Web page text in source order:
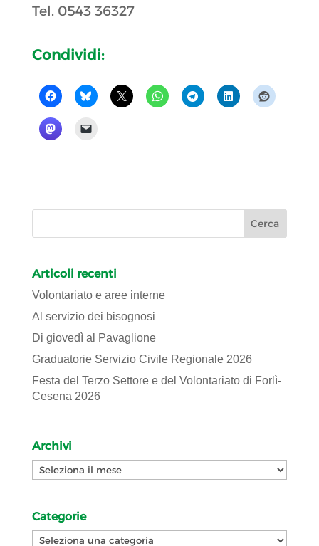
Tel. 0543 36327
Condividi:
Articoli recenti
Volontariato e aree interne
Al servizio dei bisognosi
Di giovedì al Pavaglione
Graduatorie Servizio Civile Regionale 2026
Festa del Terzo Settore e del Volontariato di Forlì-
Cesena 2026
Archivi
Archivi
Categorie
Categorie